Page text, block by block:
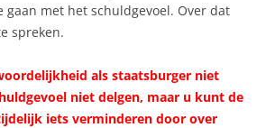
gaan met het schuldgevoel. Over dat
spreken.
als staatsburger niet
niet delgen, maar u kunt de
iets verminderen door over